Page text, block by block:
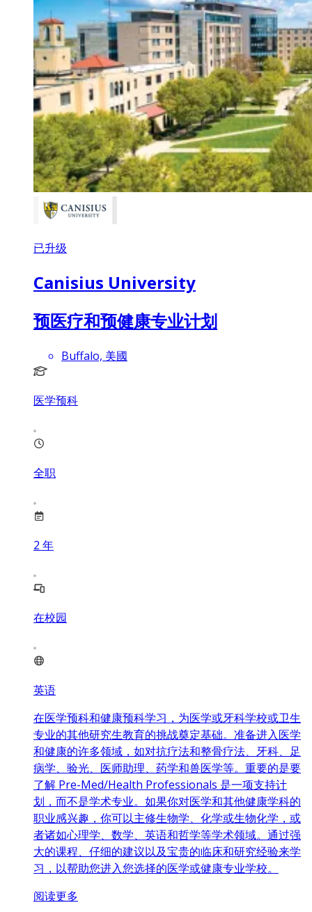
已升级
Canisius University
预医疗和预健康专业计划
Buffalo, 美國
医学预科
全职
2 年
在校园
英语
在医学预科和健康预科学习，为医学或牙科学校或卫生
专业的其他研究生教育的挑战奠定基础。准备进入医学
和健康的许多领域，如对抗疗法和整骨疗法、牙科、足
病学、验光、医师助理、药学和兽医学等。重要的是要
了解 Pre-Med/Health Professionals 是一项支持计
划，而不是学术专业。如果你对医学和其他健康学科的
职业感兴趣，你可以主修生物学、化学或生物化学，或
者诸如心理学、数学、英语和哲学等学术领域。通过强
大的课程、仔细的建议以及宝贵的临床和研究经验来学
习，以帮助您进入您选择的医学或健康专业学校。
阅读更多